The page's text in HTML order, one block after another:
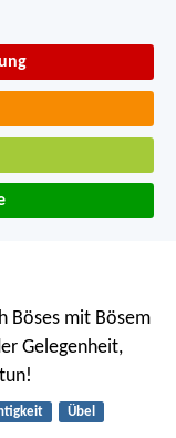
Böses mit Bösem
Gelegenheit,
Übel